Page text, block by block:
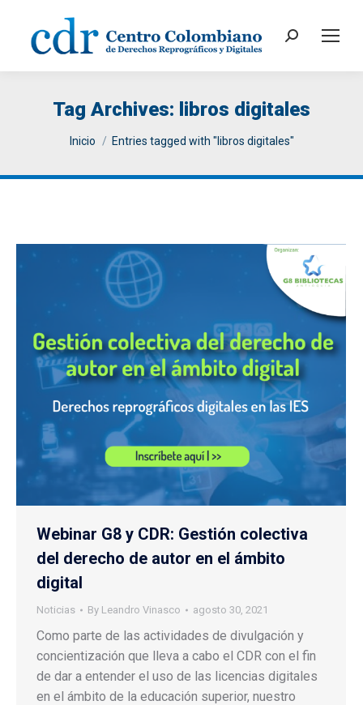
Search:
Tag Archives: libros digitales
You are here:
Inicio Entries tagged with "libros digitales"
Webinar G8 y CDR: Gestión colectiva
del derecho de autor en el ámbito
digital
Noticias By Leandro Vinasco agosto 30, 2021
Como parte de las actividades de divulgación y
concientización que lleva a cabo el CDR con el fin
de dar a entender el uso de las licencias digitales
en el ámbito de la educación superior, nuestro